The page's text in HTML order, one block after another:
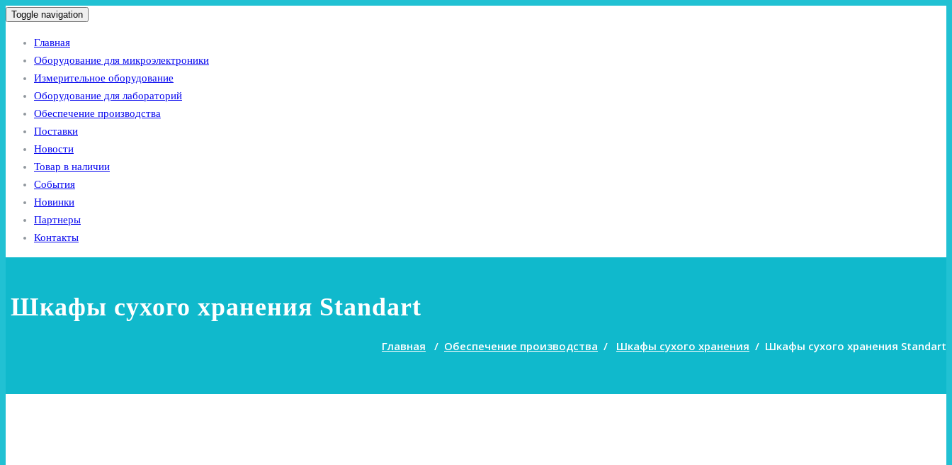
Toggle navigation
Главная
Оборудование для микроэлектроники
Измерительное оборудование
Оборудование для лабораторий
Обеспечение производства
Поставки
Новости
Товар в наличии
События
Новинки
Партнеры
Контакты
Шкафы сухого хранения Standart
Главная / Обеспечение производства / Шкафы сухого хранения / Шкафы сухого хранения Standart